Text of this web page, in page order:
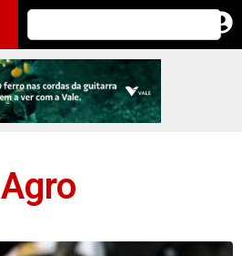
Agro